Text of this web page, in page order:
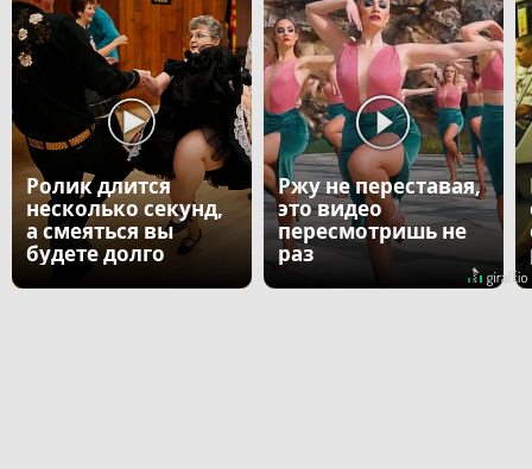
Ролик длится
несколько секунд,
а смеяться вы
будете долго
Ржу не переставая,
это видео
пересмотришь не
раз